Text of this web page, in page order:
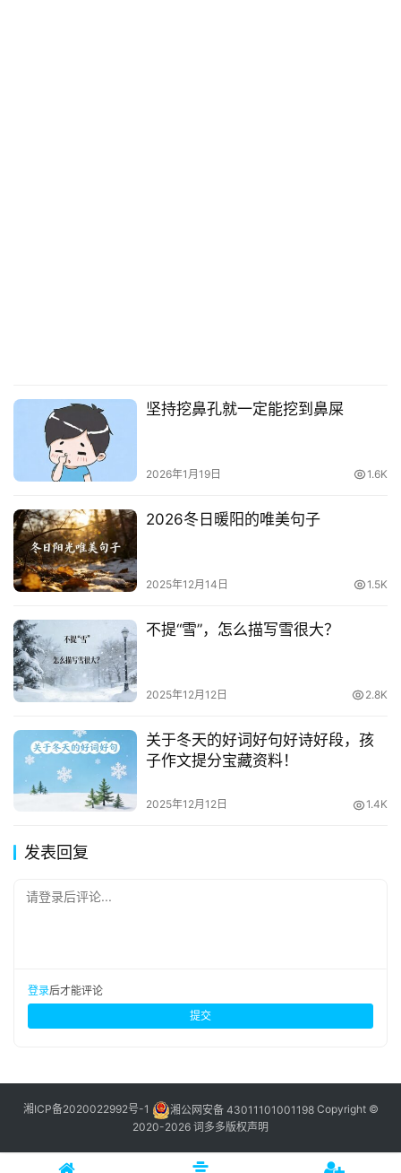
坚持挖鼻孔就一定能挖到鼻屎
2026年1月19日 1.6K
2026冬日暖阳的唯美句子
2025年12月14日 1.5K
不提“雪”，怎么描写雪很大？
2025年12月12日 2.8K
关于冬天的好词好句好诗好段，孩
子作文提分宝藏资料！
2025年12月12日 1.4K
发表回复
请登录后评论...
登录后才能评论
提交
湘ICP备2020022992号-1 湘公网安备 43011101001198Copyright ©
2020-2026 词多多版权声明